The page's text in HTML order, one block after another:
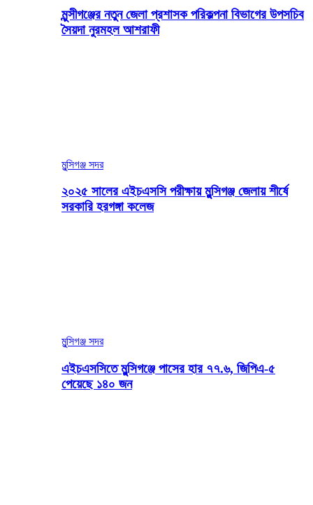
মুন্সীগঞ্জের নতুন জেলা প্রশাসক পরিকল্পনা বিভাগের উপসচিব
সৈয়দা নুরমহল আশরাফী
মুন্সিগঞ্জ সদর
২০২৫ সালের এইচএসসি পরীক্ষায় মুন্সিগঞ্জ জেলায় শীর্ষে
সরকারি হরগঙ্গা কলেজ
মুন্সিগঞ্জ সদর
এইচএসসিতে মুন্সিগঞ্জে পাসের হার ৭৭.৬, জিপিএ-৫
পেয়েছে ১৪০ জন